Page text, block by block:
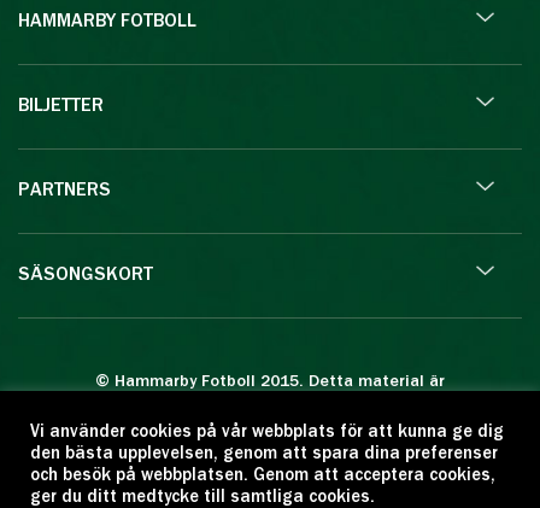
HAMMARBY FOTBOLL
BILJETTER
PARTNERS
SÄSONGSKORT
© Hammarby Fotboll 2015. Detta material är
Eftertryck eller annan kopiering är förbjuden.
Citera oss gärna men ange källan:
www.hammarbyfotboll.se. Ansvarig utgivare:
Vi använder cookies på vår webbplats för att kunna ge dig
den bästa upplevelsen, genom att spara dina preferenser
och besök på webbplatsen. Genom att acceptera cookies,
ger du ditt medtycke till samtliga cookies.